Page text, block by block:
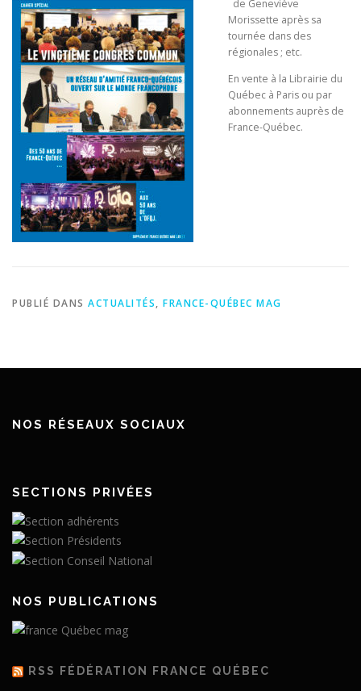
de Geneviève
Morissette après sa
tournée dans des
régionales ; etc.
En vente à la Librairie du
Québec à Paris ou par
abonnements auprès de
France-Québec.
PUBLIÉ DANS ACTUALITÉS, FRANCE-QUÉBEC MAG
NOS RÉSEAUX SOCIAUX
SECTIONS PRIVÉES
NOS PUBLICATIONS
RSS FÉDÉRATION FRANCE QUÉBEC